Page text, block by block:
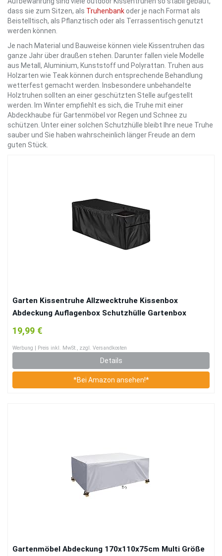
dass sie zum Sitzen, als Truhenbank oder je nach Format als
Beistelltisch, als Pflanztisch oder als Terrassentisch genutzt
werden können.
Je nach Material und Bauweise können viele Kissentruhen das
ganze Jahr über draußen stehen. Darunter fallen viele Modelle
aus Metall, Aluminium, Kunststoff und Polyrattan. Truhen aus
Holzarten wie Teak können durch entsprechende Behandlung
wetterfest gemacht werden. Insbesondere unbehandelte
Holztruhen sollten an einer geschützten Stelle aufgestellt
werden. Im Winter empfiehlt es sich, die Truhe mit einer
Abdeckhaube für Gartenmöbel vor Regen und Schnee zu
schützen. Unter einer solchen Schutzhülle bleibt Ihre neue Truhe
sauber und Sie haben wahrscheinlich länger Freude an dem
guten Stück.
Garten Kissentruhe Allzwecktruhe Kissenbox
Abdeckung Auflagenbox Schutzhülle Gartenbox
Abdeckplane Gartentruhe Schutzplane Abdeckhaube
100 Wasserdicht UV- Sowie Witterungsbeständig,
123X62X55cm
19,99 €
Werbung | Preis inkl. MwSt., zzgl. Versandkosten
Details
*Bei Amazon ansehen!*
Gartenmöbel Abdeckung 170x110x75cm Multi Größe